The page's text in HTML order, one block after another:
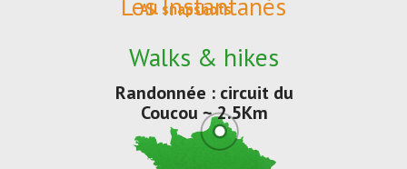
All snapshots
Walks & hikes
Randonnée : circuit du
Coucou ~ 2.5Km